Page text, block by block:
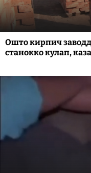
Ошто кирпич
станокко кулап,